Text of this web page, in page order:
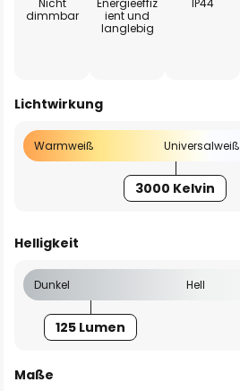
Nicht
dimmbar
Energieeffiz
ient und
langlebig
IP44
Lichtwirkung
Warmweiß Universalweiß
3000 Kelvin
Helligkeit
Dunkel Hell
125 Lumen
Maße